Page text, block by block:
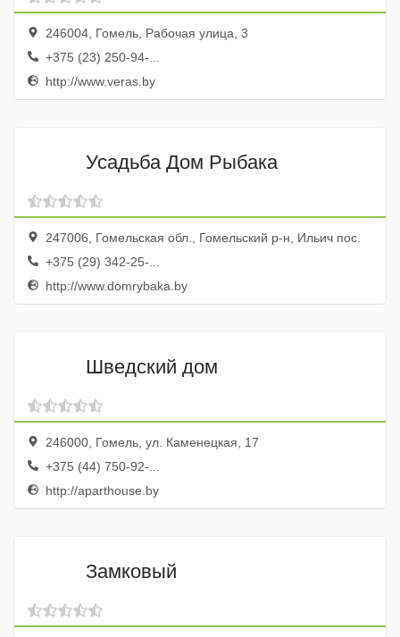
246004, Гомель, Рабочая улица, 3
+375 (23) 250-94-...
http://www.veras.by
Усадьба Дом Рыбака
247006, Гомельская обл., Гомельский р-н, Ильич пос.
+375 (29) 342-25-...
http://www.domrybaka.by
Шведский дом
246000, Гомель, ул. Каменецкая, 17
+375 (44) 750-92-...
http://aparthouse.by
Замковый